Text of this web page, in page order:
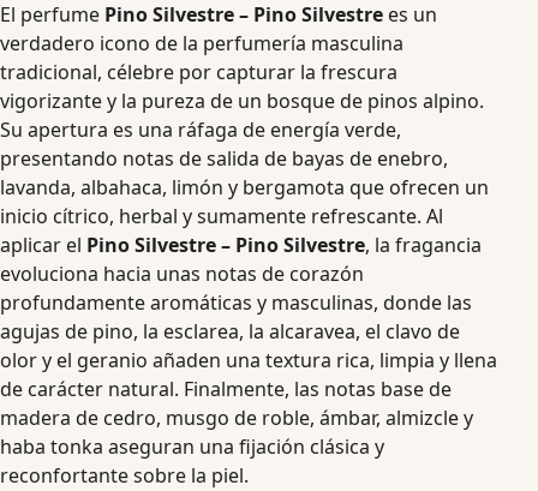
El perfume Pino Silvestre – Pino Silvestre es un
verdadero icono de la perfumería masculina
tradicional, célebre por capturar la frescura
vigorizante y la pureza de un bosque de pinos alpino.
Su apertura es una ráfaga de energía verde,
presentando notas de salida de bayas de enebro,
lavanda, albahaca, limón y bergamota que ofrecen un
inicio cítrico, herbal y sumamente refrescante. Al
aplicar el Pino Silvestre – Pino Silvestre, la fragancia
evoluciona hacia unas notas de corazón
profundamente aromáticas y masculinas, donde las
agujas de pino, la esclarea, la alcaravea, el clavo de
olor y el geranio añaden una textura rica, limpia y llena
de carácter natural. Finalmente, las notas base de
madera de cedro, musgo de roble, ámbar, almizcle y
haba tonka aseguran una fijación clásica y
reconfortante sobre la piel.